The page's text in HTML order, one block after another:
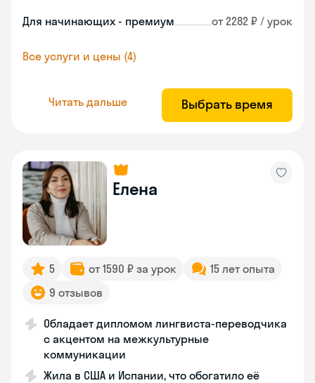
Для начинающих - премиум от 2282 ₽ / урок
Все услуги и цены (4)
Читать дальше Выбрать время
Елена
5 от 1590 ₽ за урок
15 лет опыта
9 отзывов
Обладает дипломом лингвиста-переводчика
с акцентом на межкультурные
коммуникации
Жила в США и Испании, что обогатило её